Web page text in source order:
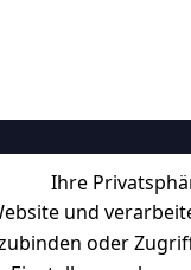
Ihre
und
oder